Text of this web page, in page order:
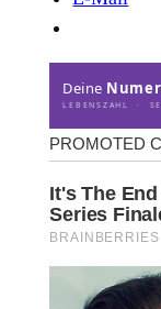
Deine
LEBENSZAHL ·